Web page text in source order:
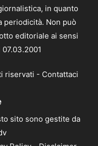
in quanto
periodicità. Non può
editoriale ai sensi
riservati - Contattaci
sito sono gestite da